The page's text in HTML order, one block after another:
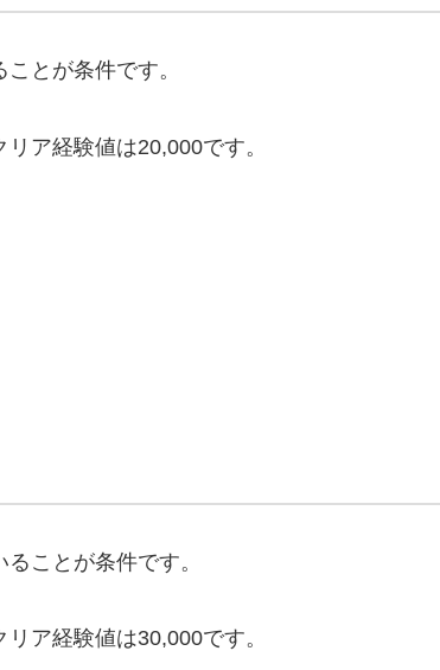
とが条件です。
ア経験値は20,000です。
ことが条件です。
ア経験値は30,000です。